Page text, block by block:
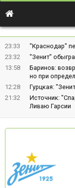
23:33
"Краснодар"
23:32
"Зенит"
13:58
Баринов:
но при
12:28
Гурцкая:
21:32
Источник:
Ливаю Гарсии